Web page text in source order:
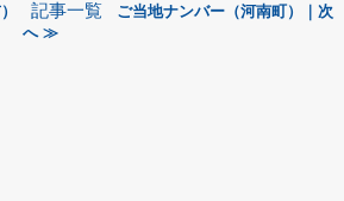
記事一覧
ご当地ナンバー（河南町）｜次
へ ≫